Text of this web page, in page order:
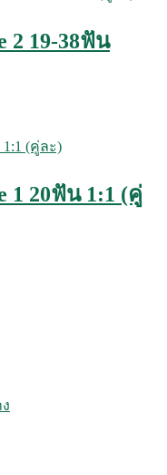
2 19-38ฟัน
1 20ฟัน 1:1 (คู่